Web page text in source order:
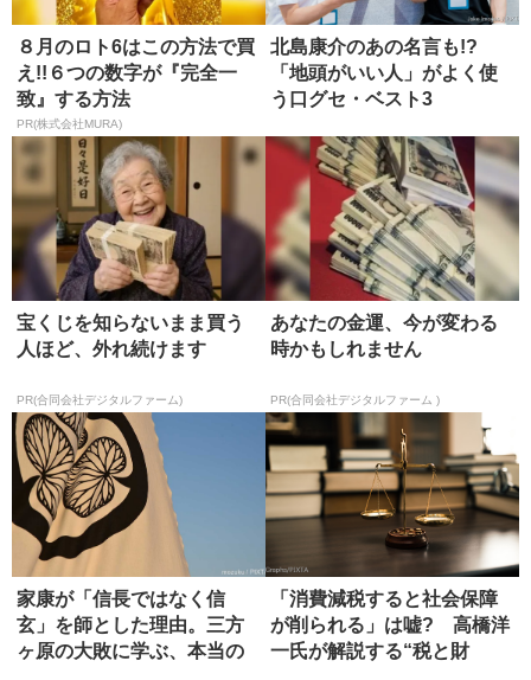
８月のロト6はこの方法で買
え!!６つの数字が『完全一
致』する方法
PR(株式会社MURA)
北島康介のあの名言も!?
「地頭がいい人」がよく使
う口グセ・ベスト3
宝くじを知らないまま買う
人ほど、外れ続けます
PR(合同会社デジタルファーム)
あなたの金運、今が変わる
時かもしれません
PR(合同会社デジタルファーム )
家康が「信長ではなく信
玄」を師とした理由。三方
ヶ原の大敗に学ぶ、本当の
「消費減税すると社会保障
が削られる」は嘘? 高橋洋
一氏が解説する“税と財